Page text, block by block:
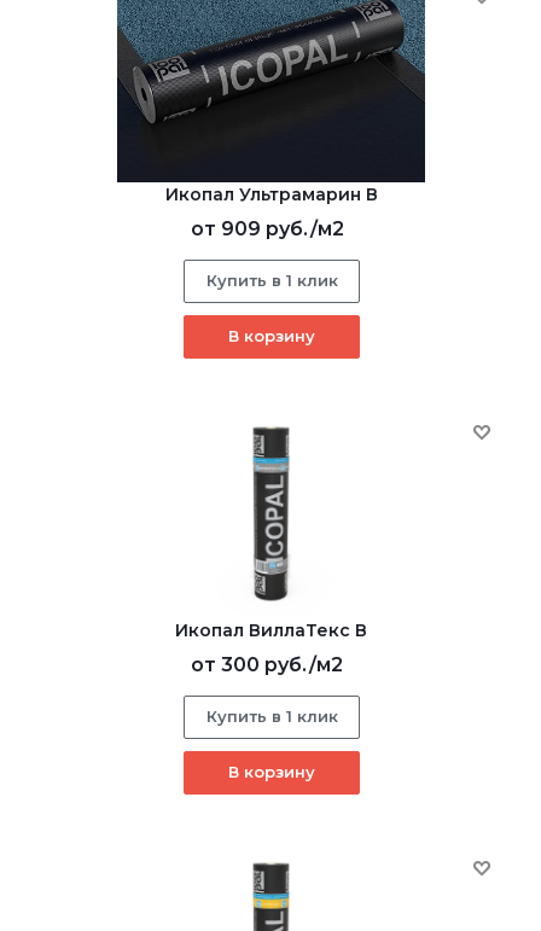
Икопал Ультрамарин В
от 909 руб./м2
Купить в 1 клик
В корзину
Икопал ВиллаТекс В
от 300 руб./м2
Купить в 1 клик
В корзину